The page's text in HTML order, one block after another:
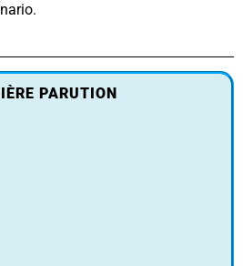
PARUTION